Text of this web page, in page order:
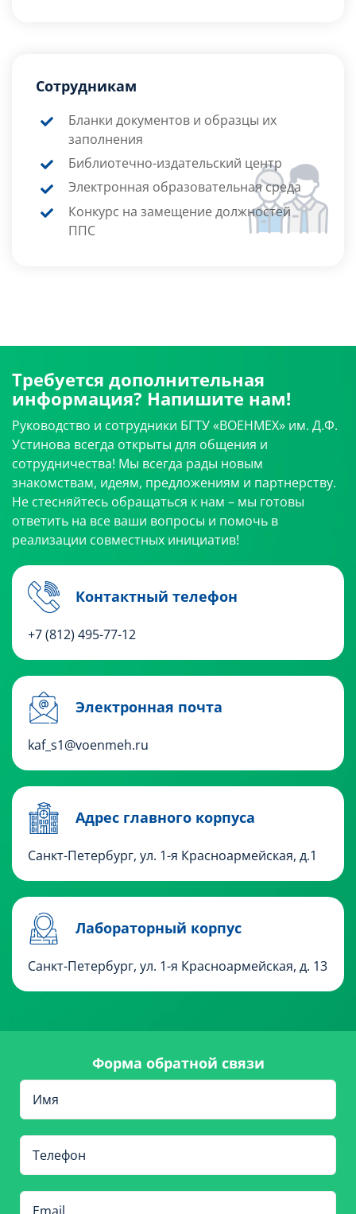
Сотрудникам
Бланки документов и образцы их
заполнения
Библиотечно-издательский центр
Электронная образовательная среда
Конкурс на замещение должностей
ППС
Требуется дополнительная
информация? Напишите нам!
Руководство и сотрудники БГТУ «ВОЕНМЕХ» им. Д.Ф.
Устинова всегда открыты для общения и
сотрудничества! Мы всегда рады новым
знакомствам, идеям, предложениям и партнерству.
Не стесняйтесь обращаться к нам – мы готовы
ответить на все ваши вопросы и помочь в
реализации совместных инициатив!
Контактный телефон
+7 (812) 495-77-12
Электронная почта
kaf_s1@voenmeh.ru
Адрес главного корпуса
Санкт-Петербург, ул. 1-я Красноармейская, д.1
Лабораторный корпус
Санкт-Петербург, ул. 1-я Красноармейская, д. 13
Форма обратной связи